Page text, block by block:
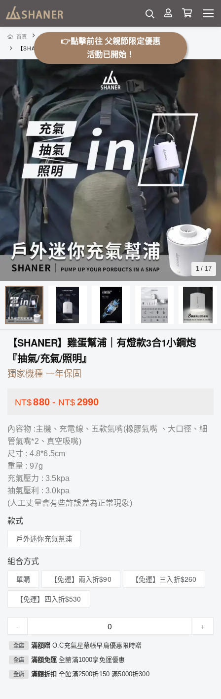
首頁 露營用品
露營寢具
【SHANER】雞蛋幫浦｜有燈款3合1小鋼炮『抽氣/充氣/照明』
1 / 17
【SHANER】雞蛋幫浦｜有燈款3合1小鋼炮
『抽氣/充氣/照明』
獨家機種 一年保固
NT$880 - NT$ 2990
內容物 :主機、充電線、五款氣嘴(橡膠氣嘴 、大口徑、細
管氣嘴*2、真空吸嘴)
尺寸 : 4.8*6.5cm
重量 : 97g
充氣壓力 : 3.5kpa
抽氣壓利 : 3.0kpa
(人工丈量會有些許誤差為正常現象)
款式
戶外迷你充氣幫浦
組合方式
單購 【免運】兩入折$90
【免運】三入折$260
【免運】四入折$530
- +
全店 滿額贈O.C充氣星幕帳早鳥優惠限時贈
全店 滿額免運全館滿1000享免運優惠
全店 滿額折扣全館滿2500折150 滿5000折300
👉點擊前往 父親節限定優惠
活動已開始！